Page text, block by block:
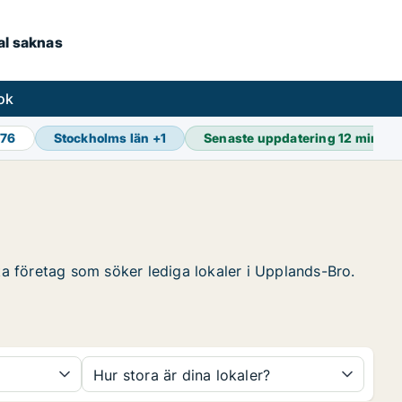
saknas
Stockholms län +1 Senaste uppdatering12 min
företag som söker lediga lokaler i Upplands-Bro.
Hur stora är dina lokaler?